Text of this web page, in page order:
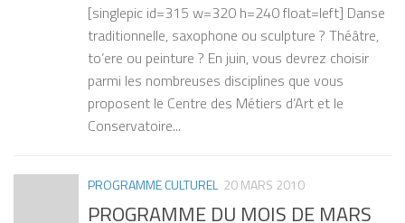
[singlepic id=315 w=320 h=240 float=left] Danse
traditionnelle, saxophone ou sculpture ? Théâtre,
to’ere ou peinture ? En juin, vous devrez choisir
parmi les nombreuses disciplines que vous
proposent le Centre des Métiers d’Art et le
Conservatoire...
PROGRAMME CULTUREL 20 MARS 2010
PROGRAMME DU MOIS DE MARS